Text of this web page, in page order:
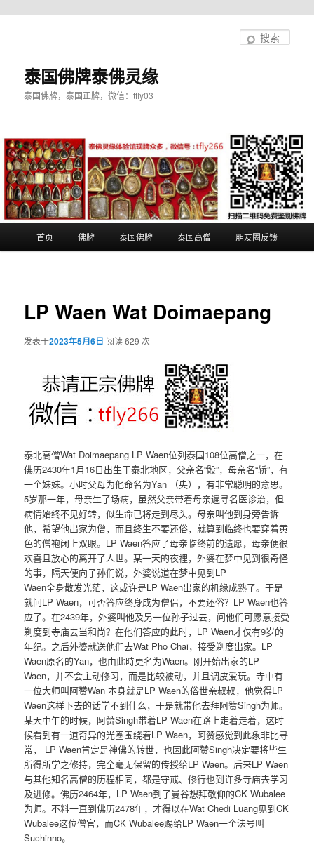
泰国佛牌泰佛灵缘
泰国佛牌，泰国正牌，微信：tfly03
首页 佛牌 泰国佛牌 泰国高僧 朋友圈反馈
LP Waen Wat Doimaepang
发表于2023年5月6日 阅读 629 次
泰北高僧Wat Doimaepang LP Waen位列泰国108位高僧之一，在
佛历2430年1月16日出生于泰北地区，父亲名“骰”，母亲名“轿”，有
一个妹妹。小时父母为他命名为Yan （央），有非常聪明的意思。
5岁那一年，母亲生了场病，虽然父亲带着母亲遍寻名医诊治，但
病情始终不见好转，似生命已将走到尽头。母亲叫他到身旁告诉
他，希望他出家为僧，而且终生不要还俗，就算到临终也要穿着黄
色的僧袍闭上双眼。LP Waen答应了母亲临终前的遗愿，母亲便很
欢喜且放心的离开了人世。某一天的夜裡，外婆在梦中见到很奇怪
的事，隔天便向子孙们说，外婆说道在梦中见到LP
Waen全身散发光茫，这或许是LP Waen出家的机缘成熟了。于是
就问LP Waen，可否答应终身成为僧侣，不要还俗？LP Waen也答
应了。在2439年，外婆叫他及另一位孙子过去，问他们可愿意接受
剃度到寺庙去当和尚？在他们答应的此时，LP Waen才仅有9岁的
年纪。之后外婆就送他们去Wat Pho Chai，接受剃度出家。LP
Waen原名的Yan，也由此時更名为Waen。刚开始出家的LP
Waen，并不会主动修习，而是比较被动，并且调皮爱玩。寺中有
一位大师叫阿赞Wan 本身就是LP Waen的俗世亲叔叔，他觉得LP
Waen这样下去的话学不到什么，于是就带他去拜阿赞Singh为师。
某天中午的时候，阿赞Singh带着LP Waen在路上走着走着，这时
候看到有一道奇异的光圈围绕着LP Waen，阿赞感觉到此象非比寻
常， LP Waen肯定是神佛的转世，也因此阿赞Singh决定要将毕生
所得所学之修持，完全毫无保留的传授给LP Waen。后来LP Waen
与其他知名高僧的历程相同，都是守戒、修行也到许多寺庙去学习
及进修。佛历2464年，LP Waen到了曼谷想拜敬仰的CK Wubalee
为师。不料一直到佛历2478年，才得以在Wat Chedi Luang见到CK
Wubalee这位僧官，而CK Wubalee赐给LP Waen一个法号叫
Suchinno。